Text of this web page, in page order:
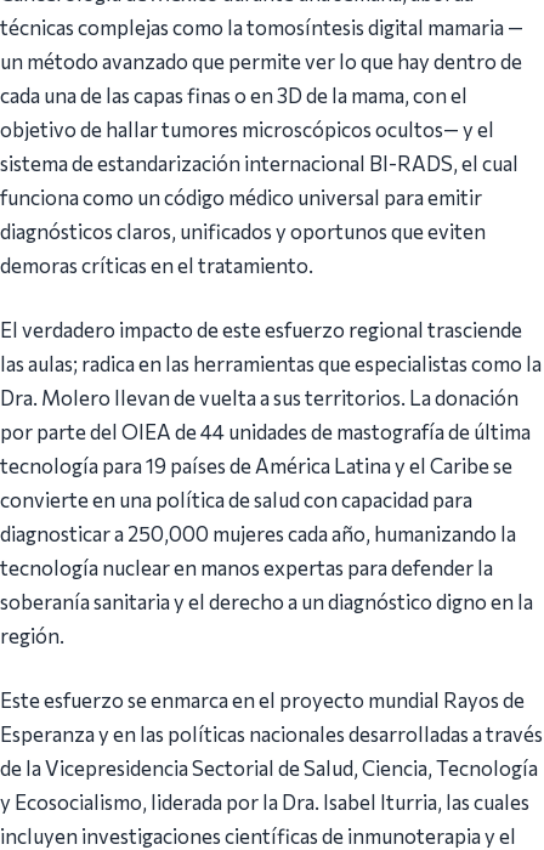
técnicas complejas como la tomosíntesis digital mamaria —
un método avanzado que permite ver lo que hay dentro de
cada una de las capas finas o en 3D de la mama, con el
objetivo de hallar tumores microscópicos ocultos— y el
sistema de estandarización internacional BI-RADS, el cual
funciona como un código médico universal para emitir
diagnósticos claros, unificados y oportunos que eviten
demoras críticas en el tratamiento.
El verdadero impacto de este esfuerzo regional trasciende
las aulas; radica en las herramientas que especialistas como la
Dra. Molero llevan de vuelta a sus territorios. La donación
por parte del OIEA de 44 unidades de mastografía de última
tecnología para 19 países de América Latina y el Caribe se
convierte en una política de salud con capacidad para
diagnosticar a 250,000 mujeres cada año, humanizando la
tecnología nuclear en manos expertas para defender la
soberanía sanitaria y el derecho a un diagnóstico digno en la
región.
Este esfuerzo se enmarca en el proyecto mundial Rayos de
Esperanza y en las políticas nacionales desarrolladas a través
de la Vicepresidencia Sectorial de Salud, Ciencia, Tecnología
y Ecosocialismo, liderada por la Dra. Isabel Iturria, las cuales
incluyen investigaciones científicas de inmunoterapia y el